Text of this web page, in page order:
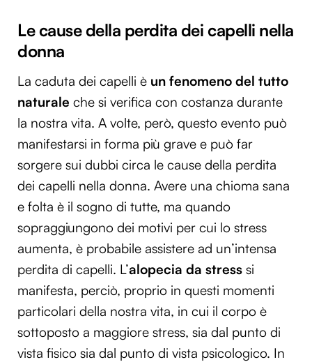
Le cause della perdita dei capelli nella
donna
La caduta dei capelli è un fenomeno del tutto
naturale che si verifica con costanza durante
la nostra vita. A volte, però, questo evento può
manifestarsi in forma più grave e può far
sorgere sui dubbi circa le cause della perdita
dei capelli nella donna. Avere una chioma sana
e folta è il sogno di tutte, ma quando
sopraggiungono dei motivi per cui lo stress
aumenta, è probabile assistere ad un’intensa
perdita di capelli. L’alopecia da stress si
manifesta, perciò, proprio in questi momenti
particolari della nostra vita, in cui il corpo è
sottoposto a maggiore stress, sia dal punto di
vista fisico sia dal punto di vista psicologico. In